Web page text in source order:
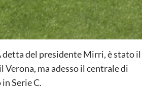
detta del presidente Mirri, è stato il
ma adesso il centrale di
Serie C.